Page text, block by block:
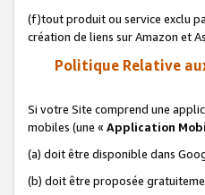
(f)tout produit ou service exclu
création de liens sur Amazon et
Politique Relative
Si votre Site comprend une
mobiles (une « Application
(a) doit être disponible dans
(b) doit être proposée